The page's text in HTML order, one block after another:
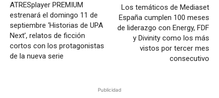
ATRESplayer PREMIUM
estrenará el domingo 11 de
septiembre ‘Historias de UPA
Next’, relatos de ficción
cortos con los protagonistas
de la nueva serie
Los temáticos de Mediaset
España cumplen 100 meses
de liderazgo con Energy, FDF
y Divinity como los más
vistos por tercer mes
consecutivo
Publicidad